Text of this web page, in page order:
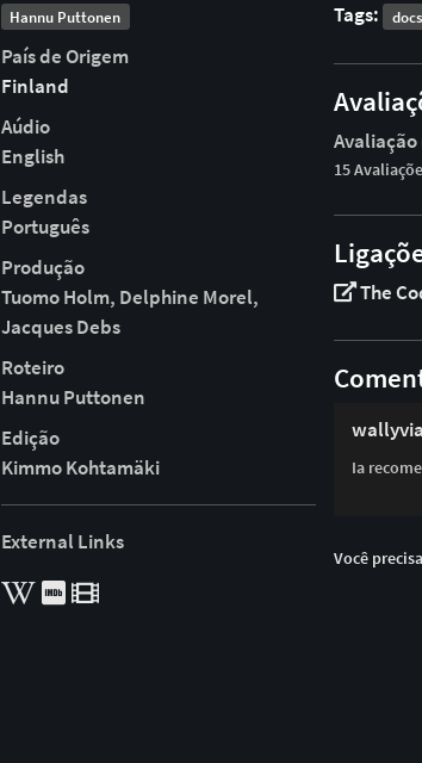
Hannu Puttonen
País de Origem
Finland
Aúdio
English
Legendas
Português
Produção
Tuomo Holm, Delphine Morel,
Jacques Debs
Roteiro
Hannu Puttonen
Edição
Kimmo Kohtamäki
External Links
Tags:
docs
15
The
Ia
Você